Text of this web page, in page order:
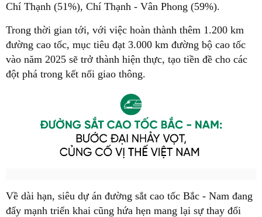
Chí Thạnh (51%), Chí Thạnh - Vân Phong (59%).
Trong thời gian tới, với việc hoàn thành thêm 1.200 km
đường cao tốc, mục tiêu đạt 3.000 km đường bộ cao tốc
vào năm 2025 sẽ trở thành hiện thực, tạo tiền đề cho các
đột phá trong kết nối giao thông.
Về dài hạn, siêu dự án đường sắt cao tốc Bắc - Nam đang
đẩy mạnh triển khai cũng hứa hẹn mang lại sự thay đổi